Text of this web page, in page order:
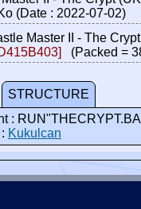
(Date : 2022-07-02)
Master II - The
(Packed =
STRUCTURE
:
Kukulcan